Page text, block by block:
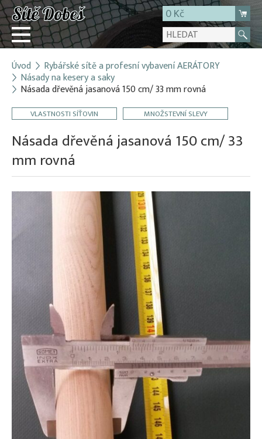
0 Kč
Přihlásit
Registrace
E-shop
O firmě
Kontakt
Úvod Rybářské sítě a profesní vybavení AERÁTORY
Násady na kesery a saky
Násada dřevěná jasanová 150 cm/ 33 mm rovná
VLASTNOSTI SÍŤOVIN MNOŽSTEVNÍ SLEVY
Násada dřevěná jasanová 150 cm/ 33
mm rovná